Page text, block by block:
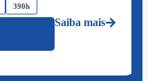
390h
Saiba mais